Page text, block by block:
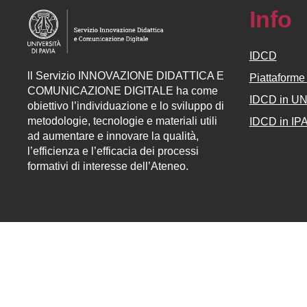
Servizio INNOVAZIONE DIDATTICA E
COMUNICAZIONE DIGITALE ha come
obiettivo l’individuazione e lo sviluppo di
metodologie, tecnologie e materiali utili
ad aumentare e innovare la qualità,
l’efficienza e l’efficacia dei processi
formativi di interesse dell’Ateneo.
Info
IDCD
IDCD in
IDCD in IPA